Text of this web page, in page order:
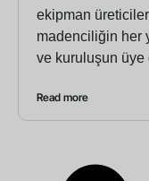
ekipman
madenciliğin her
ve kuruluşun üye
Read more